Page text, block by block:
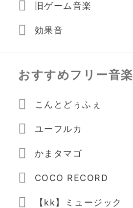
旧ゲーム音楽
効果音
おすすめフリー音楽
こんとどぅふぇ
ユーフルカ
かまタマゴ
COCO RECORD
【kk】ミュージック